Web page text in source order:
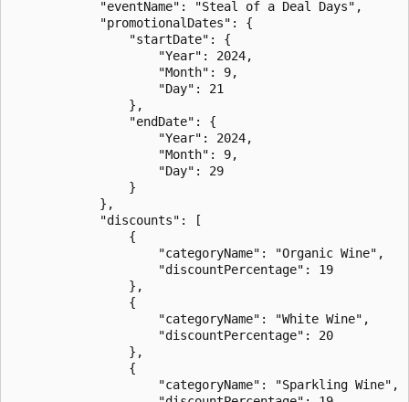
            "eventName": "Steal of a Deal Days",
            "promotionalDates": {
                "startDate": {
                    "Year": 2024,
                    "Month": 9,
                    "Day": 21
                },
                "endDate": {
                    "Year": 2024,
                    "Month": 9,
                    "Day": 29
                }
            },
            "discounts": [
                {
                    "categoryName": "Organic Wine",
                    "discountPercentage": 19
                },
                {
                    "categoryName": "White Wine",
                    "discountPercentage": 20
                },
                {
                    "categoryName": "Sparkling Wine",